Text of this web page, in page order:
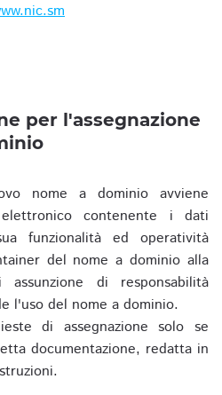
per l'assegnazione
nome a dominio avviene
contenente i dati
funzionalità ed operatività
del nome a dominio alla
di responsabilità
l'uso del nome a dominio.
di assegnazione solo se
documentazione, redatta in